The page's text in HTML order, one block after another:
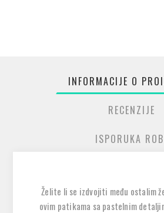
INFORMACIJE O
RECENZIJE
ISPORUKA
Želite li se izdvojiti među ostalim
ovim patikama sa pastelnim